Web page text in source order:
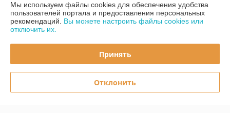
Сайт создан на платформе Deal.by
Юридическое лицо:ООО «Первый лодочный»
Мы используем файлы cookies для обеспечения удобства
пользователей портала и предоставления персональных
рекомендаций. Вы можете настроить файлы cookies или
отключить их.
Принять
Отклонить